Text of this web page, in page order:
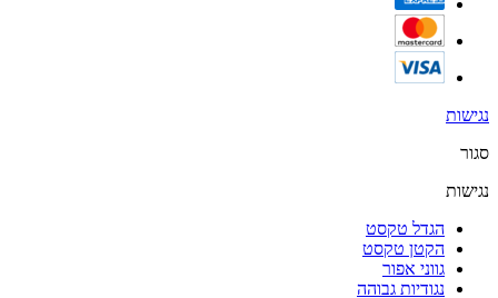
נגישות
סגור
נגישות
הגדל טקסט
הקטן טקסט
גווני אפור
נגודיות גבוהה